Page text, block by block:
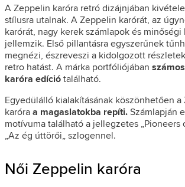
A Zeppelin karóra retró dizájnjában
stílusra utalnak. A Zeppelin karórát, az
karórát, nagy kerek számlapok és minőségi
jellemzik. Első pillantásra egyszerűnek
megnézi, észreveszi a kidolgozott
retro hatást. A márka portfóliójában
karóra edíciótalálható.
Egyedülálló kialakításának köszönhetően
karóraa magaslatokba repíti.Számlapján
motívuma található a jellegzetes „Pioneers
„Az ég úttörői„ szlogennel.
Női Zeppelin karóra